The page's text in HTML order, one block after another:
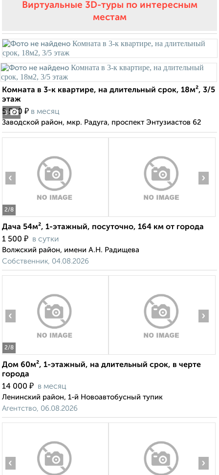
Виртуальные 3D-туры по интересным
местам
3
Комната в 3-к квартире, на длительный срок, 18м², 3/5
этаж
5 500 ₽ в месяц
Заводской район, мкр. Радуга, проспект Энтузиастов 62
2/8
‹ ›
Дача 54м², 1-этажный, посуточно, 164 км от города
1 500 ₽ в сутки
Волжский район, имени А.Н. Радищева
Собственник, 04.08.2026
2/8
‹ ›
Дом 60м², 1-этажный, на длительный срок, в черте
города
14 000 ₽ в месяц
Ленинский район, 1-й Новоавтобусный тупик
Агентство, 06.08.2026
‹ ›